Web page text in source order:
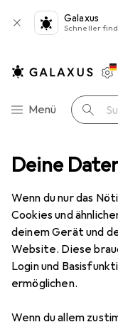
Deine
Wenn du nur das
Cookies und
deinem Gerät und
Website. Diese
Login und
ermöglichen.
Wenn du allem
Galaxus
Schneller
Navigation nach
Menü Suche
Zange
Weidmüller
EUR
319,–